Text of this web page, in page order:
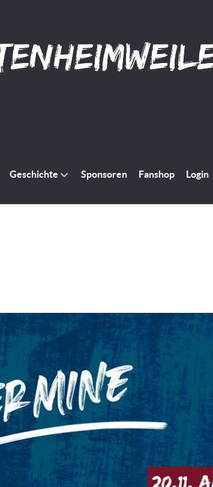
Geschichte Sponsoren Fanshop Login